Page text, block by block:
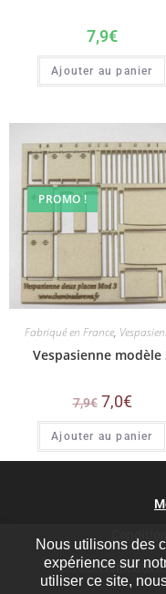
7,9€
Ajouter au panier
PROMO !
Fabriqué en France,
Vespasienne modèle
7,9€ 7,0€
Ajouter au panier
Le
Nous utilisons des
expérience sur
utiliser ce site,